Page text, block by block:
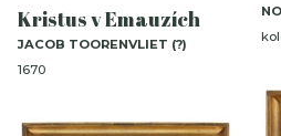
Kristus v Emauzích
JACOB TOORENVLIET (?)
1670